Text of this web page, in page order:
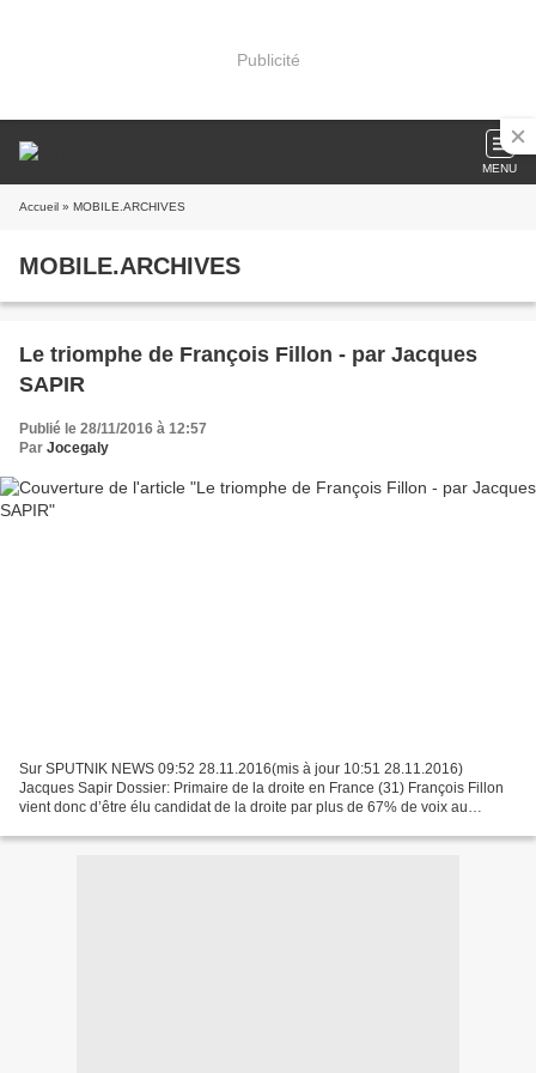
Publicité
MENU
Accueil » MOBILE.ARCHIVES
MOBILE.ARCHIVES
Le triomphe de François Fillon - par Jacques
SAPIR
Publié le 28/11/2016 à 12:57
Par Jocegaly
Sur SPUTNIK NEWS 09:52 28.11.2016(mis à jour 10:51 28.11.2016)
Jacques Sapir Dossier: Primaire de la droite en France (31) François Fillon
vient donc d’être élu candidat de la droite par plus de 67% de voix au